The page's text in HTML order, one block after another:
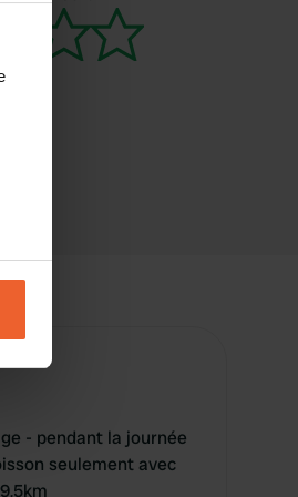
- pendant la journée
seulement avec